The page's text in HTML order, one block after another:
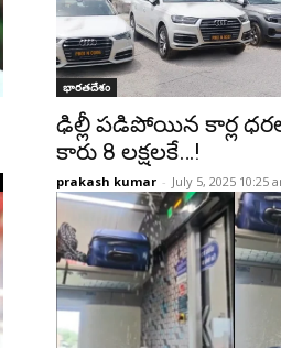
భారతదేశం
ఢిల్లీ పడిపోయిన కార్ల
కారు 8 లక్షలకే…!
prakash kumar - July 5, 2025 10:25